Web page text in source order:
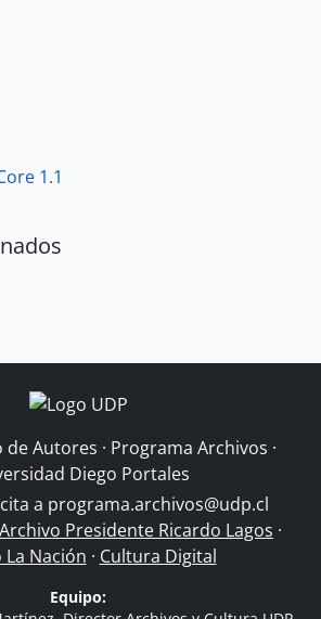
1.1
Autores · Programa Archivos ·
Diego Portales
a programa.archivos@udp.cl
Archivo Presidente Ricardo Lagos ·
Nación · Cultura Digital
Equipo: